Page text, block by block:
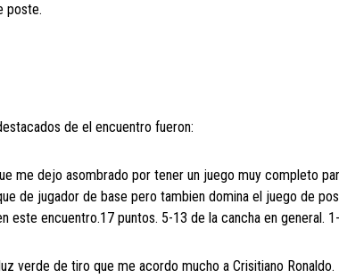
poste.
de el encuentro fueron:
me dejo asombrado por tener un juego muy completo
de jugador de base pero tambien domina el juego de
este encuentro.17 puntos. 5-13 de la cancha en general.
verde de tiro que me acordo mucho a Crisitiano